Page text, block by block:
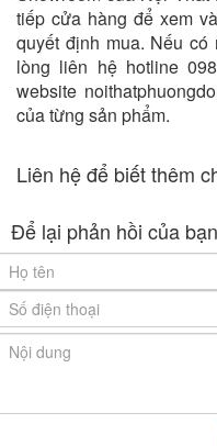
tiếp cửa hàng để xem
quyết định mua. Nếu
lòng liên hệ hotline
website
của từng sản phẩm.
Liên hệ để biết thêm
Để lại phản hồi của bạn